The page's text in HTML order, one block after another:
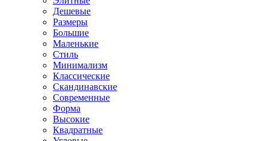
Дешевые
Размеры
Большие
Маленькие
Стиль
Минимализм
Классические
Скандинавские
Современные
Форма
Высокие
Квадратные